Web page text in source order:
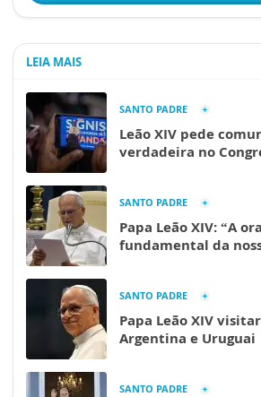
LEIA MAIS
SANTO PADRE
Leão XIV pede
verdadeira no
SANTO PADRE
Papa Leão XIV: “A
fundamental da
SANTO PADRE
Papa Leão XIV
Argentina e Uruguai
SANTO PADRE